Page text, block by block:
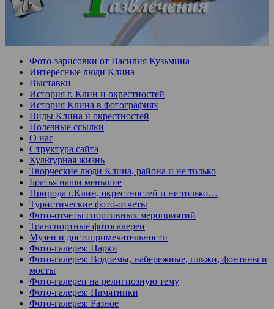
Фото-зарисовки от Василия Кузьмина
Интересные люди Клина
Выставки
История г. Клин и окрестностей
История Клина в фотографиях
Виды Клина и окрестностей
Полезные ссылки
О нас
Структура сайта
Культурная жизнь
Творческие люди Клина, района и не только
Братья наши меньшие
Природа г.Клин, окрестностей и не только…
Туристические фото-отчеты
Фото-отчеты спортивных мероприятий
Транспортные фотогалереи
Музеи и достопримечательности
Фото-галерея: Парки
Фото-галерея: Водоемы, набережные, пляжи, фонтаны и
мосты
Фото-галереи на религиозную тему
Фото-галерея: Памятники
Фото-галерея: Разное